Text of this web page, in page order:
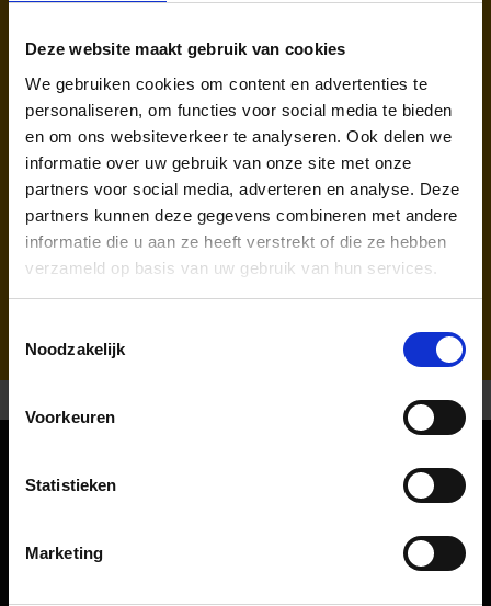
Deze website maakt gebruik van cookies
We gebruiken cookies om content en advertenties te
personaliseren, om functies voor social media te bieden
en om ons websiteverkeer te analyseren. Ook delen we
informatie over uw gebruik van onze site met onze
partners voor social media, adverteren en analyse. Deze
partners kunnen deze gegevens combineren met andere
informatie die u aan ze heeft verstrekt of die ze hebben
verzameld op basis van uw gebruik van hun services.
Noodzakelijk
Voorkeuren
Statistieken
Marketing
Ryanair (FR, RK)
Afhandelaar & Traceren van bagage:
WISAG Losch
Oriëntatie
Passagiers